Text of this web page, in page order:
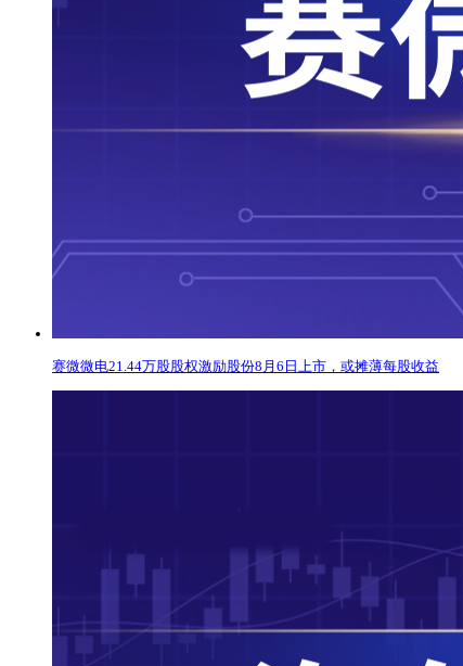
赛微微电21.44万股股权激励股份8月6日上市，或摊薄每股收益